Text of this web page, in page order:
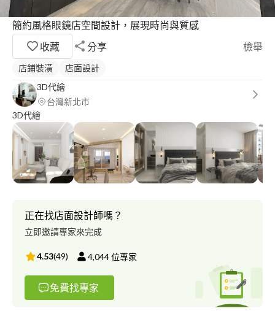
簡約風格眼鏡店空間設計，展現時尚與質感
收藏
分享 檢舉
店鋪裝潢
店面設計
3D代繪
台灣新北市
3D代繪
正在找店面設計師嗎？
立即邀請專家來完成
4.53(49) 4,044位專家
免費找專家